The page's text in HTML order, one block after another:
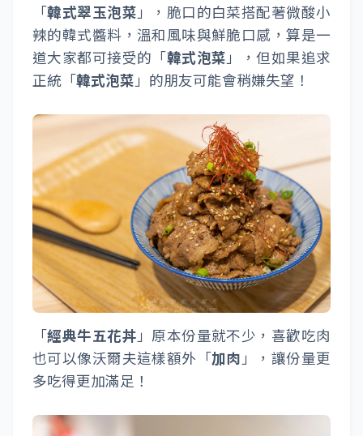
「韓式翠玉泡菜 」，脆口的白菜搭配著微酸小
辣的韓式醬料，溫和風味與鮮脆口感，算是一
道大家都可接受的「韓式泡菜 」，但如果追求
正統「韓式泡菜 」的朋友可能會稍嫌失望！
「經典牛五花丼 」原本份量就不少，喜歡吃肉
也可以像沃爾夫這樣額外「加肉 」，讓份量更
多吃得更加滿足！